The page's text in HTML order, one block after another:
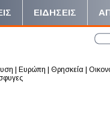
ΕΙΔΗΣΕΙΣ
Ευρώπη Θρησκεία